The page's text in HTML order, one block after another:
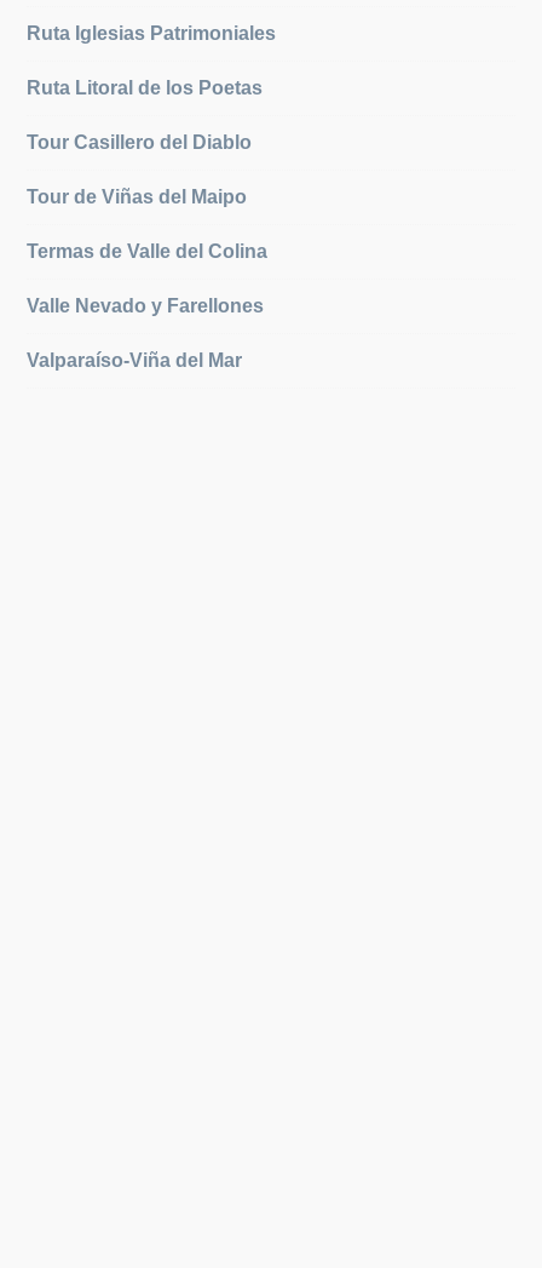
Ruta Iglesias Patrimoniales
Ruta Litoral de los Poetas
Tour Casillero del Diablo
Tour de Viñas del Maipo
Termas de Valle del Colina
Valle Nevado y Farellones
Valparaíso-Viña del Mar